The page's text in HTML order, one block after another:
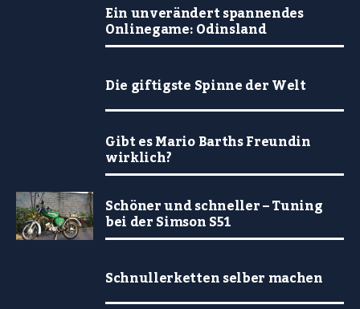
Ein unverändert spannendes
Onlinegame: Odinsland
Die giftigste Spinne der Welt
Gibt es Mario Barths Freundin
wirklich?
Schöner und schneller – Tuning
bei der Simson S51
Schnullerketten selber machen